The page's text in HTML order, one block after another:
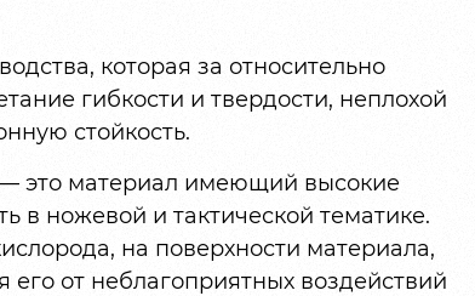
которая за относительно
гибкости и твердости, неплохой
стойкость.
это материал имеющий высокие
в ножевой и тактической тематике.
на поверхности материала,
от неблагоприятных воздействий